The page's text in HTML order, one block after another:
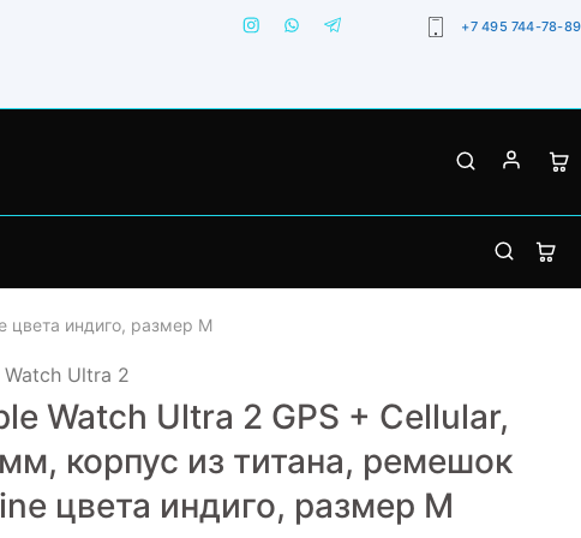
+7 495 744-78-89
цвета индиго, размер M
Ultra 2
Watch Ultra 2 GPS + Cellular,
корпус из титана, ремешок
цвета индиго, размер M